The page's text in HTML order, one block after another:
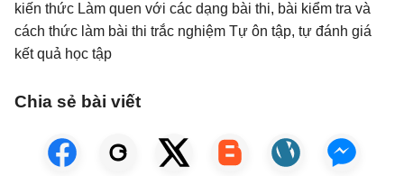
kiến thức Làm quen với các dạng bài thi, bài kiểm tra và
cách thức làm bài thi trắc nghiệm Tự ôn tập, tự đánh giá
kết quả học tập
Chia sẻ bài viết